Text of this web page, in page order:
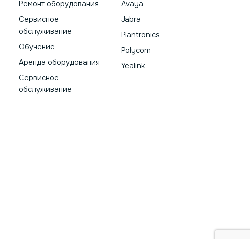
Ремонт оборудования
Сервисное
обслуживание
Обучение
Аренда оборудования
Сервисное
обслуживание
Avaya
Jabra
Plantronics
Polycom
Yealink